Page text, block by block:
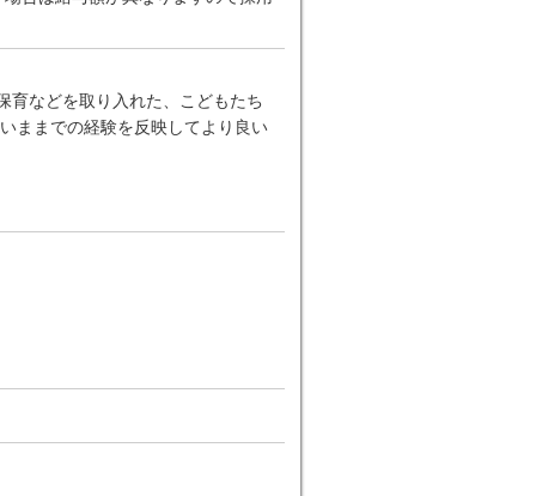
育などを取り入れた、こどもたち
ままでの経験を反映してより良い